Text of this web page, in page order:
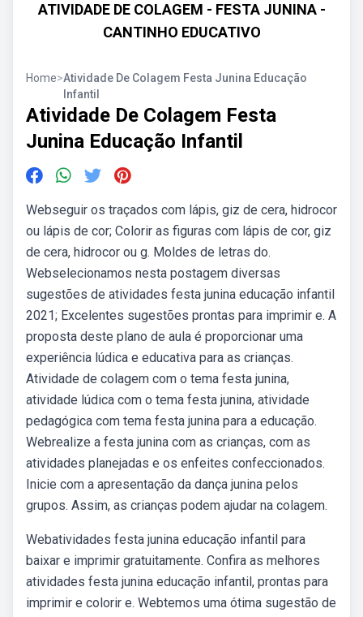
ATIVIDADE DE COLAGEM - FESTA JUNINA -
CANTINHO EDUCATIVO
Home>Atividade De Colagem Festa Junina Educação
Infantil
Atividade De Colagem Festa
Junina Educação Infantil
Webseguir os traçados com lápis, giz de cera, hidrocor
ou lápis de cor; Colorir as figuras com lápis de cor, giz
de cera, hidrocor ou g. Moldes de letras do.
Webselecionamos nesta postagem diversas
sugestões de atividades festa junina educação infantil
2021; Excelentes sugestões prontas para imprimir e. A
proposta deste plano de aula é proporcionar uma
experiência lúdica e educativa para as crianças.
Atividade de colagem com o tema festa junina,
atividade lúdica com o tema festa junina, atividade
pedagógica com tema festa junina para a educação.
Webrealize a festa junina com as crianças, com as
atividades planejadas e os enfeites confeccionados.
Inicie com a apresentação da dança junina pelos
grupos. Assim, as crianças podem ajudar na colagem.
Webatividades festa junina educação infantil para
baixar e imprimir gratuitamente. Confira as melhores
atividades festa junina educação infantil, prontas para
imprimir e colorir e. Webtemos uma ótima sugestão de